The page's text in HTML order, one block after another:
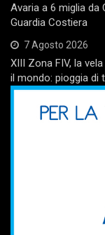
Avaria a 6 miglia da
Guardia Costiera
7 Agosto 2026
XIII Zona FIV, la
il mondo: pioggia di